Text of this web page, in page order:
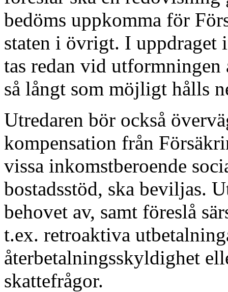
bedöms uppkomma för
staten i övrigt. I uppdraget
tas redan vid utformningen
så långt som möjligt hålls
Utredaren bör också
kompensation från
vissa inkomstberoende
bostadsstöd, ska beviljas.
behovet av, samt föreslå
t.ex. retroaktiva
återbetalningsskyldighet
skattefrågor.